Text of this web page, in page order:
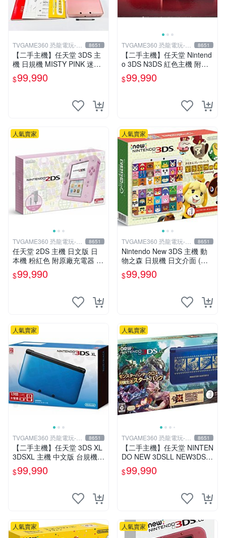
TVGAME360 恐龍電玩-台
中店
8651
【二手主機】任天堂 3DS 主
機 日規機 MISTY PINK 迷霧
粉 迷濛粉色 粉紅色【台中恐
龍電玩】
$99,990
TVGAME360 恐龍電玩-台
中店
8651
【二手主機】任天堂 Nintend
o 3DS N3DS 紅色主機 附充
電器【台中恐龍電玩】
$99,990
人氣賣家
TVGAME360 恐龍電玩-台
中店
8651
任天堂 2DS 主機 日文版 日
本機 粉紅色 附原廠充電器 保
護貼【台中恐龍電玩】
$99,990
人氣賣家
TVGAME360 恐龍電玩-台
中店
8651
Nintendo New 3DS 主機 動
物之森 日規機 日文介面 (附
原廠充電器+保護貼)【台中恐
龍電玩】
$99,990
人氣賣家
TVGAME360 恐龍電玩-台
中店
8651
【二手主機】任天堂 3DS XL
3DSXL 主機 中文版 台規機
藍色 附充電器 裸裝【台中恐
龍電玩】
$99,990
人氣賣家
TVGAME360 恐龍電玩-台
中店
8651
【二手主機】任天堂 NINTEN
DO NEW 3DSLL NEW3DSL
L 主機 魔物獵人 限定機 日規
機 台中恐龍
$99,990
人氣賣家 人氣賣家